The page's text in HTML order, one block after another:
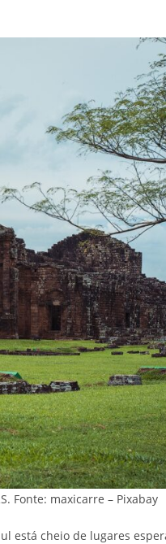
Fonte: maxicarre – Pixabay
está cheio de lugares